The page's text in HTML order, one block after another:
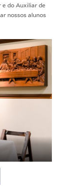
e do Auxiliar de
nossos alunos